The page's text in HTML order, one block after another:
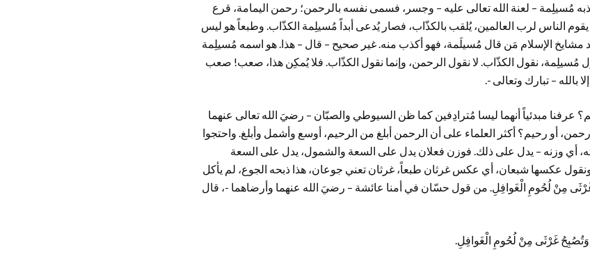
مُسيلِمة – لعنة الله تعالى عليه – وجسر، فسمى نفسه بالرحمن؛ رحمن اليمامة، قرع
الناس لرب العالمين، يُلقب بالكذّاب، فصار يُدعى أبداً مُسيلِمة الكذّاب. وطبعاً هو ليس
مشايخ الإسلام مَن قال مُسيلَمة، فهو أكذب منه. غير صحيح – قال – هذا. هو اسمه مُسيلِمة
مُسيلِمة، نقول الكذّاب. لا نقول الرحمن، وإنما نقول الكذّاب. فلا يُمكِن هذا، صعب! صعب
بالله – تبارك وتعالى -.
عرفنا مبدئياً أنهما ليسا مُترادِفين كما ظن السيوطي والصبّان – رضيَ الله تعالى عنهما
رحمن، أو رحيم؟ أكثر العلماء على أن الرحمن أبلغ من الرحيم، أوسع وأشمل وأبلغ. واحتجوا
أي وزنه – يدل على ذلك. فوزن فعلان يدل على السعة والشمول، يدل على السعة
ونقول عكسها شبعان، أي عكس غرثان طبعاً، غرثان تعني جوعان، هذا ذبحه الجوع، لم يأكل
غَرْثَى مِنْ لُحُومِ الْغَوافِلِ. من قول حسّان في أمنا عائشة – رضيَ الله عنهما وأرضاهما -، قال
غَرْثَى مِنْ لُحُومِ الْغَوافِلِ.